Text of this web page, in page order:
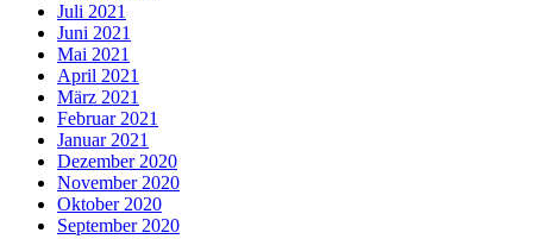
Juli 2021
Juni 2021
Mai 2021
April 2021
März 2021
Februar 2021
Januar 2021
Dezember 2020
November 2020
Oktober 2020
September 2020